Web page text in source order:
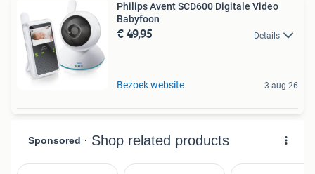
Philips Avent SCD600 Digitale Video
Babyfoon
€ 49,95 Details
Bezoek website 3 aug 26